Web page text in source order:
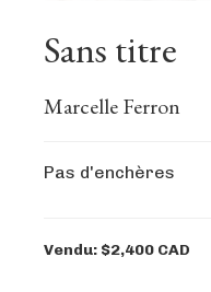
Sans titre
Marcelle Ferron
Pas d'enchères
Vendu: $2,400 CAD